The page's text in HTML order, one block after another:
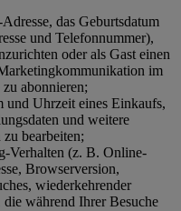
das Geburtsdatum
und Telefonnummer),
oder als Gast einen
im
abonnieren;
und Uhrzeit eines Einkaufs,
und weitere
bearbeiten;
Verhalten (z. B. Online-
Browserversion,
wiederkehrender
während Ihrer Besuche